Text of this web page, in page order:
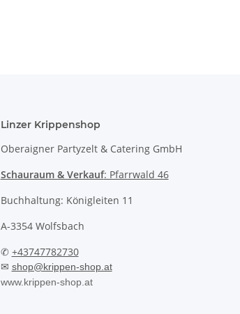
Linzer Krippenshop
Oberaigner Partyzelt & Catering GmbH
Schauraum & Verkauf: Pfarrwald 46
Buchhaltung: Königleiten 11
A-3354 Wolfsbach
✆ +43747782730
✉ shop@krippen-shop.at
www.krippen-shop.at